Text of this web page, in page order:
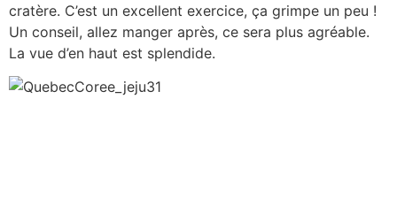
cratère. C’est un excellent exercice, ça grimpe un peu !
Un conseil, allez manger après, ce sera plus agréable.
La vue d’en haut est splendide.